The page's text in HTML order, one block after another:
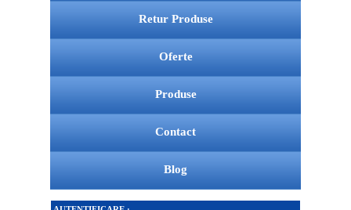
Retur Produse
Oferte
Produse
Contact
Blog